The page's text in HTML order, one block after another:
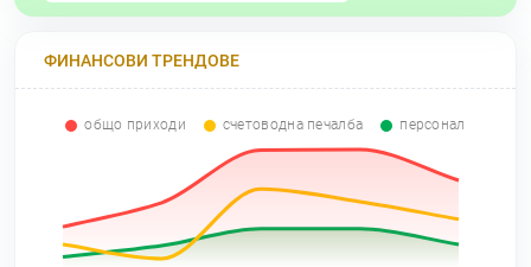
ФИНАНСОВИ ТРЕНДОВЕ
общо приходи счетоводна печалба персонал